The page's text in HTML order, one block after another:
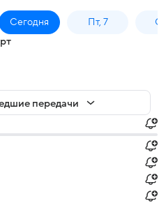
Сегодня Пт, 7
передачи